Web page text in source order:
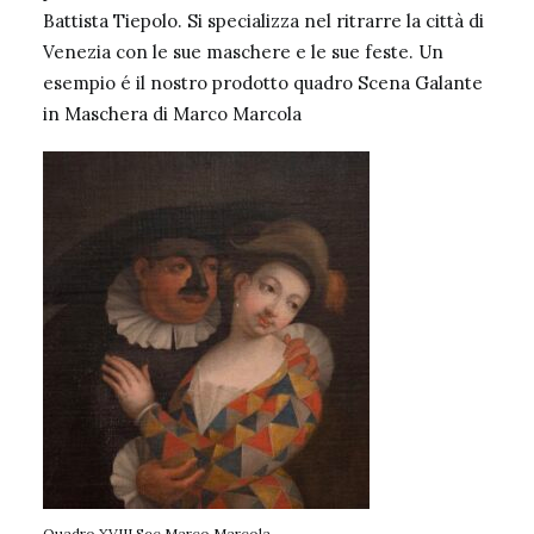
Battista Tiepolo. Si specializza nel ritrarre la città di
Venezia con le sue maschere e le sue feste. Un
esempio é il nostro prodotto quadro Scena Galante
in Maschera di Marco Marcola